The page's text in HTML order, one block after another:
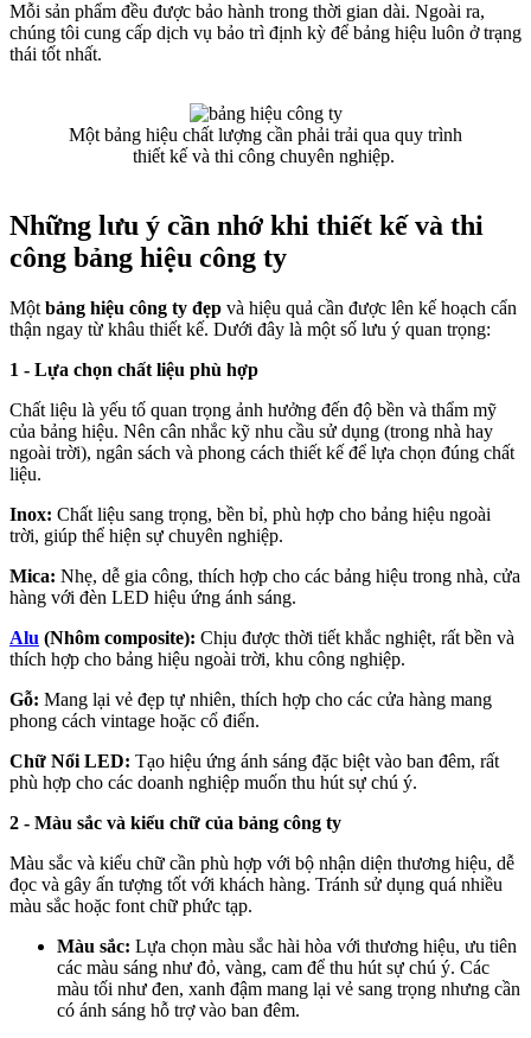
Mỗi sản phẩm đều được bảo hành trong thời gian dài. Ngoài ra,
chúng tôi cung cấp dịch vụ bảo trì định kỳ để bảng hiệu luôn ở trạng
thái tốt nhất.
Một bảng hiệu chất lượng cần phải trải qua quy trình
thiết kế và thi công chuyên nghiệp.
Những lưu ý cần nhớ khi thiết kế và thi
công bảng hiệu công ty
Một bảng hiệu công ty đẹp và hiệu quả cần được lên kế hoạch cẩn
thận ngay từ khâu thiết kế. Dưới đây là một số lưu ý quan trọng:
1 - Lựa chọn chất liệu phù hợp
Chất liệu là yếu tố quan trọng ảnh hưởng đến độ bền và thẩm mỹ
của bảng hiệu. Nên cân nhắc kỹ nhu cầu sử dụng (trong nhà hay
ngoài trời), ngân sách và phong cách thiết kế để lựa chọn đúng chất
liệu.
Inox: Chất liệu sang trọng, bền bỉ, phù hợp cho bảng hiệu ngoài
trời, giúp thể hiện sự chuyên nghiệp.
Mica: Nhẹ, dễ gia công, thích hợp cho các bảng hiệu trong nhà, cửa
hàng với đèn LED hiệu ứng ánh sáng.
Alu (Nhôm composite): Chịu được thời tiết khắc nghiệt, rất bền và
thích hợp cho bảng hiệu ngoài trời, khu công nghiệp.
Gỗ: Mang lại vẻ đẹp tự nhiên, thích hợp cho các cửa hàng mang
phong cách vintage hoặc cổ điển.
Chữ Nổi LED: Tạo hiệu ứng ánh sáng đặc biệt vào ban đêm, rất
phù hợp cho các doanh nghiệp muốn thu hút sự chú ý.
2 - Màu sắc và kiểu chữ của bảng công ty
Màu sắc và kiểu chữ cần phù hợp với bộ nhận diện thương hiệu, dễ
đọc và gây ấn tượng tốt với khách hàng. Tránh sử dụng quá nhiều
màu sắc hoặc font chữ phức tạp.
Màu sắc: Lựa chọn màu sắc hài hòa với thương hiệu, ưu tiên
các màu sáng như đỏ, vàng, cam để thu hút sự chú ý. Các
màu tối như đen, xanh đậm mang lại vẻ sang trọng nhưng cần
có ánh sáng hỗ trợ vào ban đêm.